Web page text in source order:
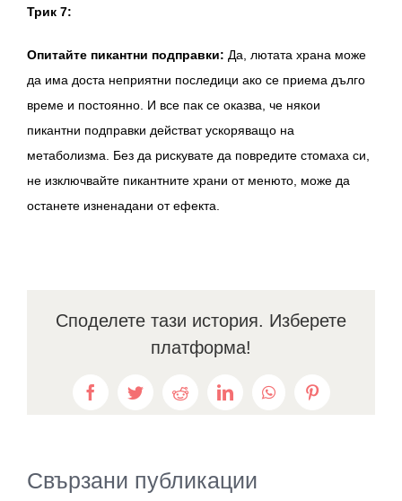
Трик 7:
Опитайте пикантни подправки: Да, лютата храна може
да има доста неприятни последици ако се приема дълго
време и постоянно. И все пак се оказва, че някои
пикантни подправки действат ускоряващо на
метаболизма. Без да рискувате да повредите стомаха си,
не изключвайте пикантните храни от менюто, може да
останете изненадани от ефекта.
Споделете тази история. Изберете
платформа!
FacebookTwitterRedditLinkedInWhatsAppPinterest
Свързани публикации